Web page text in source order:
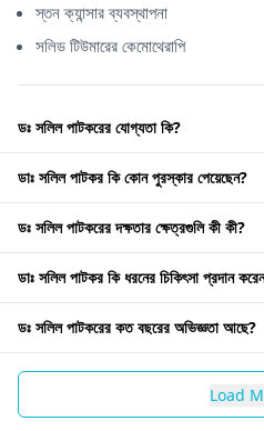
স্তন ক্যান্সার ব্যবস্থাপনা
সলিড টিউমারের কেমোথেরাপি
ডঃ সলিল পাটকরের যোগ্যতা কি?
ডাঃ সলিল পাটকর কি কোন পুরস্কার পেয়েছেন?
ডঃ সলিল পাটকরের দক্ষতার ক্ষেত্রগুলি কী কী?
ডাঃ সলিল পাটকর কি ধরনের চিকিৎসা প্রদান
ডঃ সলিল পাটকরের কত বছরের অভিজ্ঞতা আছে?
Load